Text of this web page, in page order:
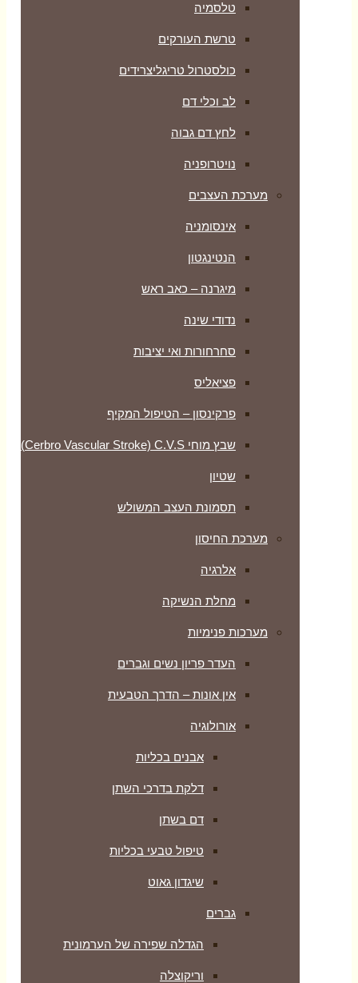
טלסמיה
טרשת העורקים
כולסטרול טריגליצרידים
לב וכלי דם
לחץ דם גבוה
נויטרופניה
מערכת העצבים
אינסומניה
הנטינגטון
מיגרנה – כאב ראש
נדודי שינה
סחרחורות ואי יציבות
פציאליס
פרקינסון – הטיפול המקיף
שבץ מוחי Cerbro Vascular Stroke) C.V.S)
שטיון
תסמונת העצב המשולש
מערכת החיסון
אלרגיה
מחלת הנשיקה
מערכות פנימיות
העדר פריון נשים וגברים
אין אונות – הדרך הטבעית
אורולוגיה
אבנים בכליות
דלקת בדרכי השתן
דם בשתן
טיפול טבעי בכליות
שיגדון גאוט
גברים
הגדלה שפירה של הערמונית
וריקוצלה